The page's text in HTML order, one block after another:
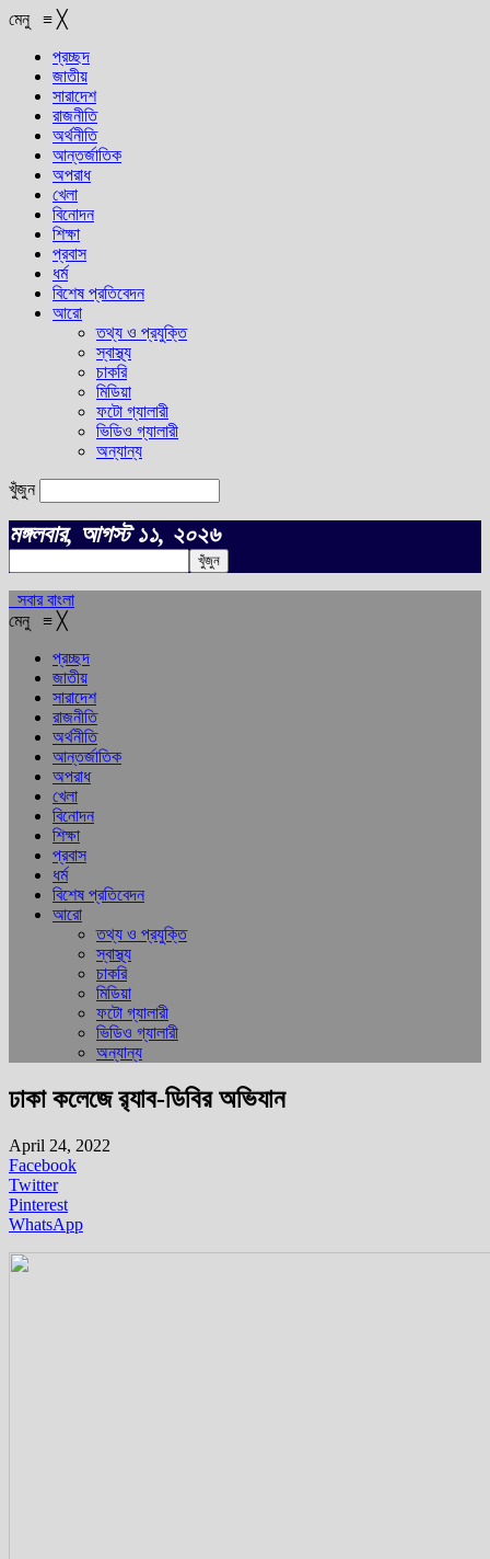
মেনু ≡ ╳
প্রচ্ছদ
জাতীয়
সারাদেশ
রাজনীতি
অর্থনীতি
আন্তর্জাতিক
অপরাধ
খেলা
বিনোদন
শিক্ষা
প্রবাস
ধর্ম
বিশেষ প্রতিবেদন
আরো
তথ্য ও প্রযুক্তি
স্বাস্থ্য
চাকরি
মিডিয়া
ফটো গ্যালারী
ভিডিও গ্যালারী
অন্যান্য
খুঁজুন
মঙ্গলবার, আগস্ট ১১, ২০২৬
সবার বাংলা
মেনু ≡ ╳
প্রচ্ছদ
জাতীয়
সারাদেশ
রাজনীতি
অর্থনীতি
আন্তর্জাতিক
অপরাধ
খেলা
বিনোদন
শিক্ষা
প্রবাস
ধর্ম
বিশেষ প্রতিবেদন
আরো
তথ্য ও প্রযুক্তি
স্বাস্থ্য
চাকরি
মিডিয়া
ফটো গ্যালারী
ভিডিও গ্যালারী
অন্যান্য
ঢাকা কলেজে র‌্যাব-ডিবির অভিযান
April 24, 2022
Facebook
Twitter
Pinterest
WhatsApp